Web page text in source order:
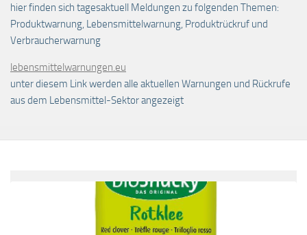
hier finden sich tagesaktuell Meldungen zu folgenden Themen:
Produktwarnung, Lebensmittelwarnung, Produktrückruf und
Verbraucherwarnung
lebensmittelwarnungen.eu
unter diesem Link werden alle aktuellen Warnungen und Rückrufe
aus dem Lebensmittel-Sektor angezeigt